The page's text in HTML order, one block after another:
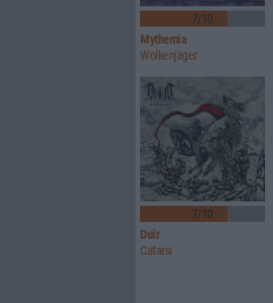
7/10
Mythemia
Wolkenjäger
7/10
Duir
Catarsi